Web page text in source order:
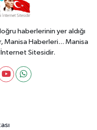
haberlerinin yer aldığı
Manisa Haberleri... Manisa
Sitesidir.